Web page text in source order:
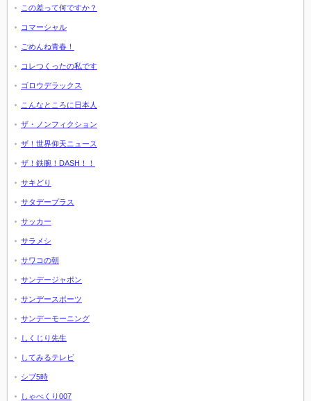
この差って何ですか？
コマーシャル
ごめんね青春！
コレつくったの私です
ゴロウデラックス
こんなところに日本人
ザ・ノンフィクション
ザ！世界仰天ニュース
ザ！鉄腕！DASH！！
サキどり
サタデープラス
サッカー
サラメシ
サワコの朝
サンデージャポン
サンデースポーツ
サンデーモーニング
しくじり先生
してみるテレビ
シブ5時
しゃべくり007